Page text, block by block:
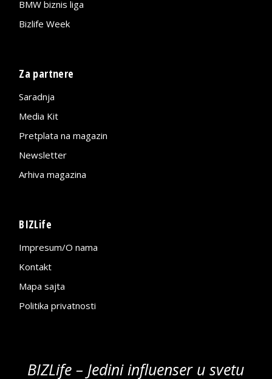
BMW biznis liga
Bizlife Week
Za partnere
Saradnja
Media Kit
Pretplata na magazin
Newsletter
Arhiva magazina
BIZLife
Impresum/O nama
Kontakt
Mapa sajta
Politika privatnosti
BIZLife – Jedini influenser u svetu